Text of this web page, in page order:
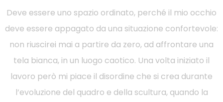
Deve essere uno spazio ordinato, perché il mio occhio
deve essere appagato da una situazione confortevole:
non riuscirei mai a partire da zero, ad affrontare una
tela bianca, in un luogo caotico. Una volta iniziato il
lavoro però mi piace il disordine che si crea durante
l’evoluzione del quadro e della scultura, quando la